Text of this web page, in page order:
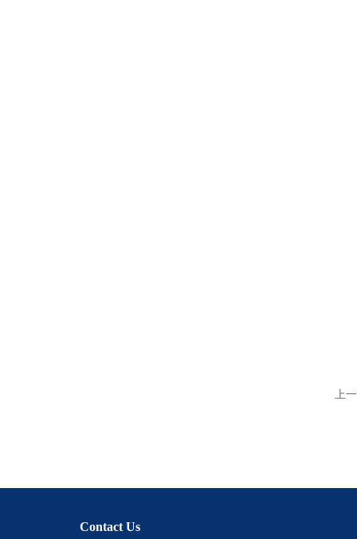
上
Contact Us